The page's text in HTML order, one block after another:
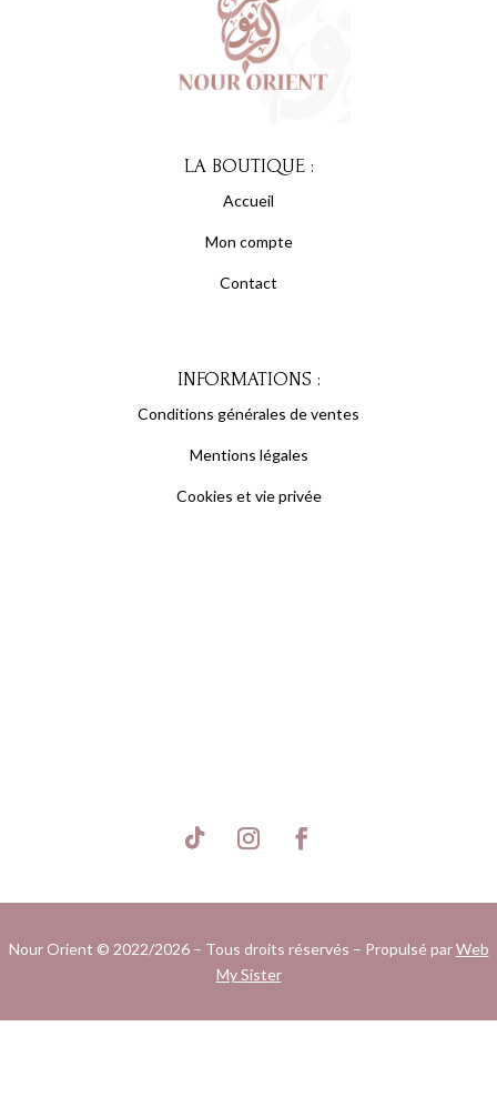
LA BOUTIQUE :
Accueil
Mon compte
Contact
INFORMATIONS :
Conditions générales de ventes
Mentions légales
Cookies et vie privée
Nour Orient © 2022/2026 – Tous droits réservés – Propulsé parWeb
My Sister